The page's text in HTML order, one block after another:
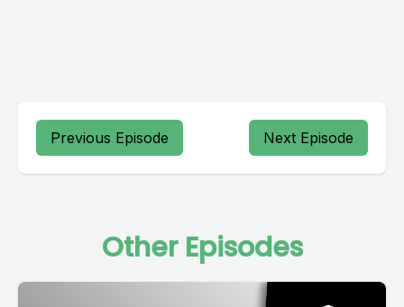
Previous Episode Next Episode
Other Episodes